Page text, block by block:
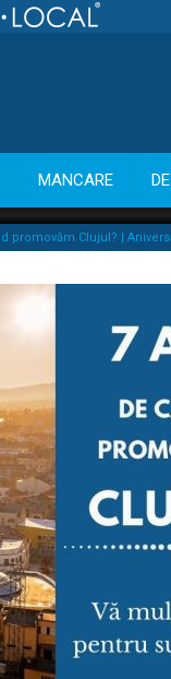
MANCARE
promovăm Clujul? |